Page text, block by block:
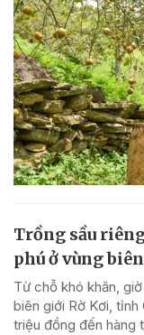
Trồng sầu
phú ở vùng biên
Từ chỗ khó khăn,
biên giới Rờ Kơi, tỉnh
triệu đồng đến hàng